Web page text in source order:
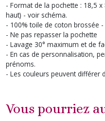
- Format de la pochette : 18,5
haut) - voir schéma.
- 100% toile de coton brossée -
- Ne pas repasser la pochette
- Lavage 30° maximum et de
- En cas de personnalisation,
prénoms.
- Les couleurs peuvent différer
Vous pourriez